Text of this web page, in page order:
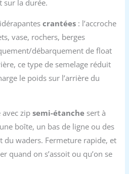
sur la durée.
crantées : l’accroche
vase, rochers, berges
débarquement de float
ce type de semelage réduit
le poids sur l’arrière du
avec zipsemi-étanche sert à
boîte, un bas de ligne ou des
du waders. Fermeture rapide, et
quand on s’assoit ou qu’on se